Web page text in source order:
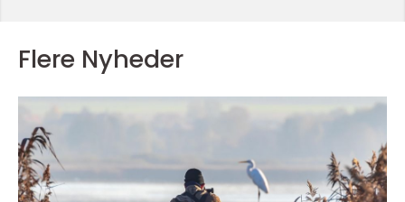
Flere Nyheder